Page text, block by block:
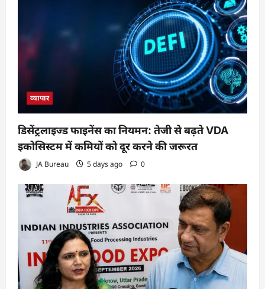
व्यापार
डिसेंट्रलाइज्ड फाइनेंस का नियमन: तेजी से बढ़ते VDA
इकोसिस्टम में कमियों को दूर करने की जरूरत
JA Bureau 5 days ago 0